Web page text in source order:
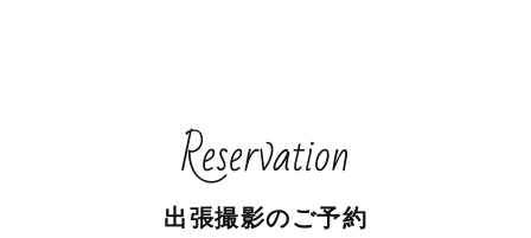
Reservation
出張撮影のご予約